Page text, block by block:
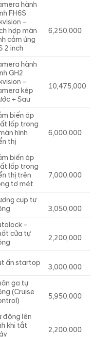
hành
FH6S
–
hợp màn
cảm ứng
2 inch
6,250,000
hành
GH2
–
kép
+ Sau
10,475,000
biến áp
lốp trong
hình
thị
6,000,000
biến áp
lốp trong
thị trên
tơ mét
7,000,000
cụp tự
3,050,000
–
cửa tự
2,200,000
ấn startop 3,000,000
ga tự
(Cruise
5,950,000
động lên
khi tắt
2,200,000